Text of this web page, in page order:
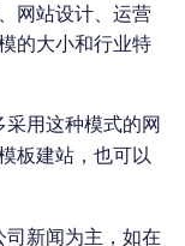
网站设计、运营
的大小和行业特
采用这种模式的网
板建站，也可以
司新闻为主，如在